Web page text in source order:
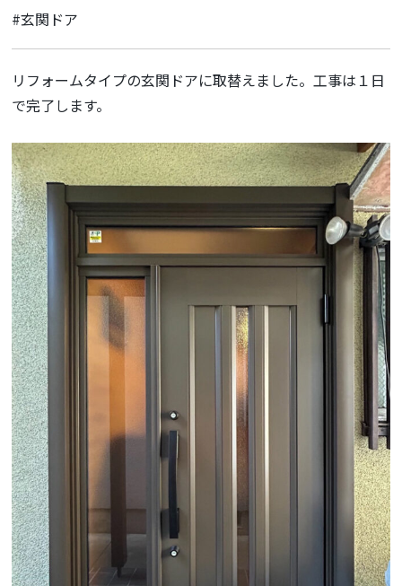
#玄関ドア
リフォームタイプの玄関ドアに取替えました。工事は１日
で完了します。